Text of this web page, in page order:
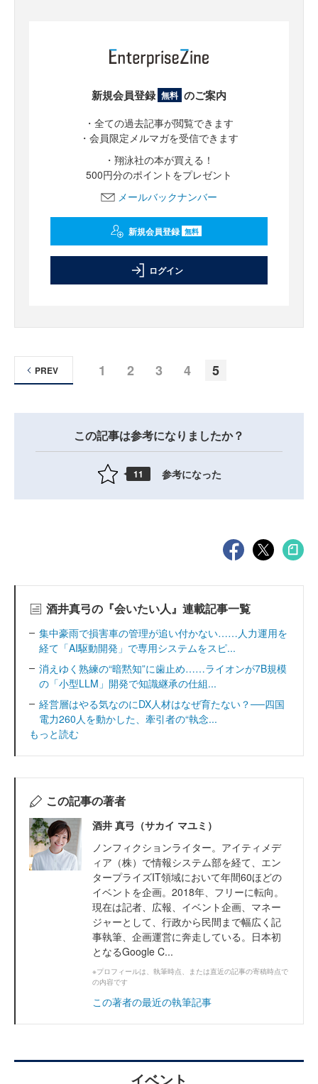
新規会員登録 無料 のご案内
・全ての過去記事が閲覧できます
・会員限定メルマガを受信できます
・翔泳社の本が買える！
500円分のポイントをプレゼント
メールバックナンバー
新規会員登録 無料
ログイン
1 2 3 4 5
PREV
この記事は参考になりましたか？
11 参考になった
酒井真弓の『会いたい人』連載記事一覧
集中豪雨で損害車の管理が追い付かない……人力運用を
経て「AI駆動開発」で専用システムをスピ...
消えゆく熟練の“暗黙知”に歯止め……ライオンが7B規模
の「小型LLM」開発で知識継承の仕組...
経営層はやる気なのにDX人材はなぜ育たない？──四国
電力260人を動かした、牽引者の“執念...
もっと読む
この記事の著者
酒井 真弓（サカイ マユミ）
ノンフィクションライター。アイティメデ
ィア（株）で情報システム部を経て、エン
タープライズIT領域において年間60ほどの
イベントを企画。2018年、フリーに転向。
現在は記者、広報、イベント企画、マネー
ジャーとして、行政から民間まで幅広く記
事執筆、企画運営に奔走している。日本初
となるGoogle C...
※プロフィールは、執筆時点、または直近の記事の寄稿時点で
の内容です
この著者の最近の執筆記事
イベント